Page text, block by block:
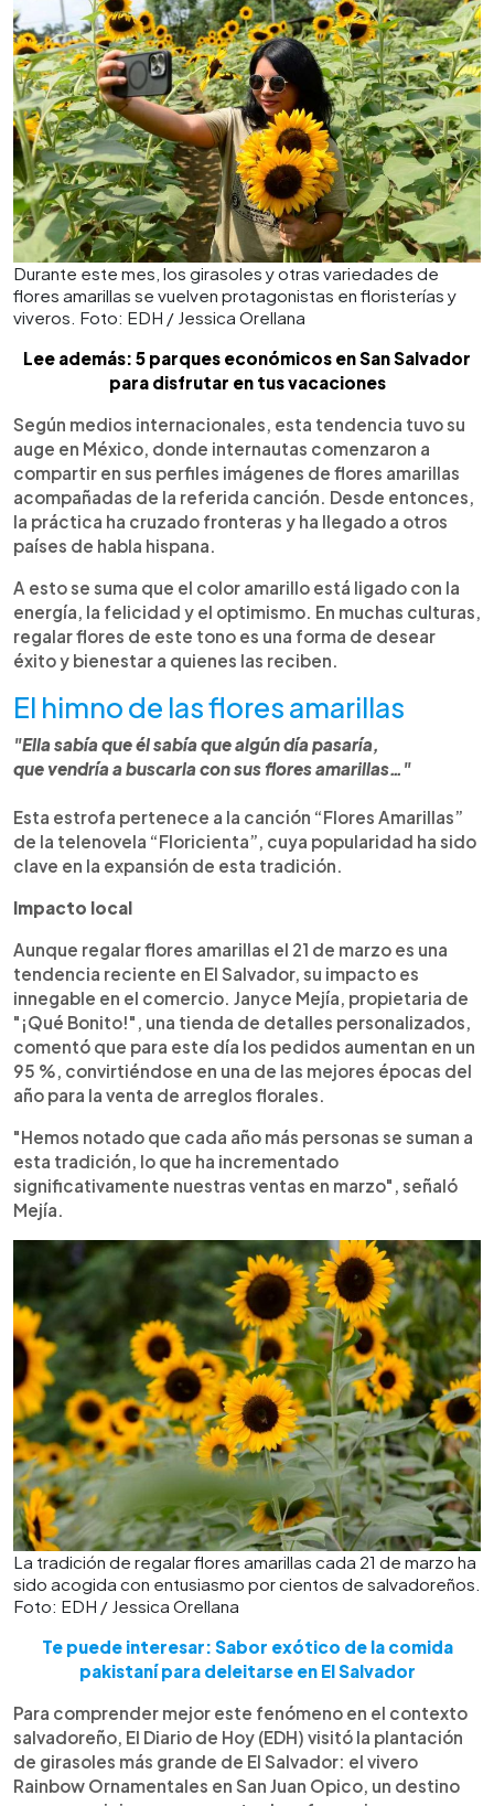
Durante este mes, los girasoles y otras variedades de
flores amarillas se vuelven protagonistas en floristerías y
viveros. Foto: EDH / Jessica Orellana
Lee además: 5 parques económicos en San Salvador
para disfrutar en tus vacaciones
Según medios internacionales, esta tendencia tuvo su
auge en México, donde internautas comenzaron a
compartir en sus perfiles imágenes de flores amarillas
acompañadas de la referida canción. Desde entonces,
la práctica ha cruzado fronteras y ha llegado a otros
países de habla hispana.
A esto se suma que el color amarillo está ligado con la
energía, la felicidad y el optimismo. En muchas culturas,
regalar flores de este tono es una forma de desear
éxito y bienestar a quienes las reciben.
El himno de las flores amarillas
"Ella sabía que él sabía que algún día pasaría,
que vendría a buscarla con sus flores amarillas…"
Esta estrofa pertenece a la canción “Flores Amarillas”
de la telenovela “Floricienta”, cuya popularidad ha sido
clave en la expansión de esta tradición.
Impacto local
Aunque regalar flores amarillas el 21 de marzo es una
tendencia reciente en El Salvador, su impacto es
innegable en el comercio. Janyce Mejía, propietaria de
"¡Qué Bonito!", una tienda de detalles personalizados,
comentó que para este día los pedidos aumentan en un
95 %, convirtiéndose en una de las mejores épocas del
año para la venta de arreglos florales.
"Hemos notado que cada año más personas se suman a
esta tradición, lo que ha incrementado
significativamente nuestras ventas en marzo", señaló
Mejía.
La tradición de regalar flores amarillas cada 21 de marzo ha
sido acogida con entusiasmo por cientos de salvadoreños.
Foto: EDH / Jessica Orellana
Te puede interesar: Sabor exótico de la comida
pakistaní para deleitarse en El Salvador
Para comprender mejor este fenómeno en el contexto
salvadoreño, El Diario de Hoy (EDH) visitó la plantación
de girasoles más grande de El Salvador: el vivero
Rainbow Ornamentales en San Juan Opico, un destino